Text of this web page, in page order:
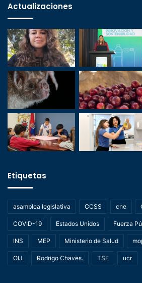
Actualizaciones
Etiquetas
asamblea legislativa CCSS cne
COVID-19 Estados Unidos Fuerza
INS MEP Ministerio de Salud
OIJ Rodrigo Chaves. TSE ucr